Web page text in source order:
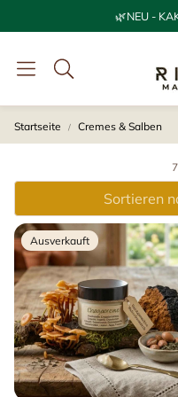
🌿NEU -
Suche
Startseite Cremes & Salben
Sortieren
Ausverkauft